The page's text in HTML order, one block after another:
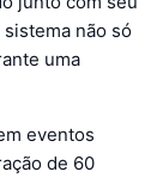
não só
uma
eventos
de 60